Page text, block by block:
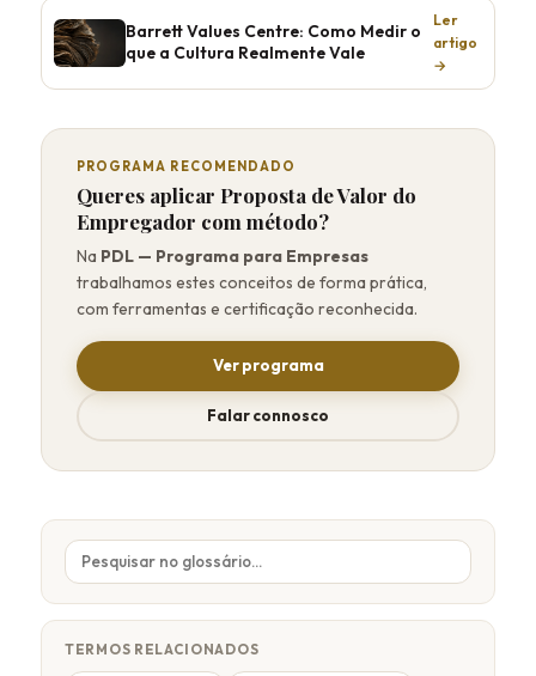
Barrett Values Centre: Como Medir o
que a Cultura Realmente Vale
Ler
artigo
→
PROGRAMA RECOMENDADO
Queres aplicar Proposta de Valor do
Empregador com método?
Na PDL — Programa para Empresas
trabalhamos estes conceitos de forma prática,
com ferramentas e certificação reconhecida.
Ver programa
Falar connosco
TERMOS RELACIONADOS